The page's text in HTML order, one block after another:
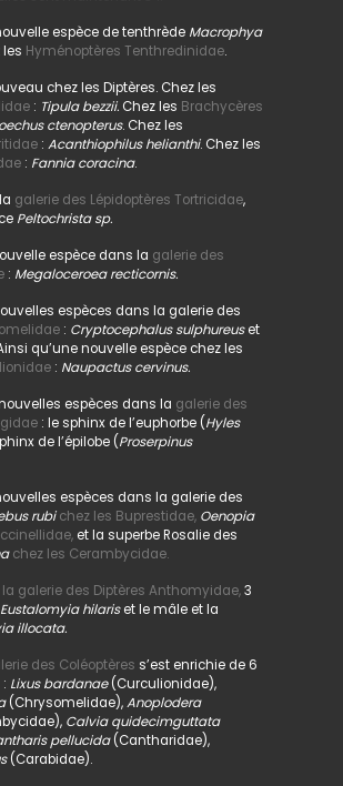
espèce de tenthrède Macrophya
Hyménoptères Tenthredinidae.
chez les Diptères. Chez les
: Tipula bezzii. Chez les Brachycères
ctenopterus. Chez les
: Acanthiophilus helianthi. Chez les
: Fannia coracina.
galerie des Lépidoptères Tortricidae,
Peltochrista sp.
espèce dans la galerie des
: Megaloceroea recticornis.
espèces dans la galerie des
: Cryptocephalus sulphureuset
qu’une nouvelle espèce chez les
: Naupactus cervinus.
espèces dans la galerie des
: le sphinx de l’euphorbe (Hyles
de l’épilobe (Proserpinus
espèces dans la galerie des
rubi chez les Buprestidae, Oenopia
et la superbe Rosalie des
chez les Cerambycidae.
la galerie des Diptères Anthomyidae,3
Eustalomyia hilariset le mâle et la
illocata.
des Coléoptères s’est enrichie de 6
Lixus bardanae(Curculionidae),
(Chrysomelidae),Anoplodera
Calvia quidecimguttata
pellucida(Cantharidae),
(Carabidae).